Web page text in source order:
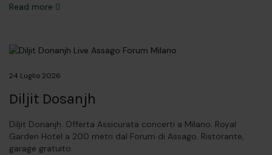
Read more
24 Luglio 2026
Diljit Dosanjh
Diljit Donanjh. Offerta Assicurata concerti a Milano. Royal
Garden Hotel a 200 metri dal Forum di Assago. Ristorante,
garage gratuito.